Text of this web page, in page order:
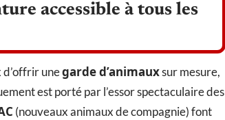
accessible à tous les
unegarde d’animauxsur mesure,
est porté par l’essor spectaculaire des
(nouveaux animaux de compagnie) font